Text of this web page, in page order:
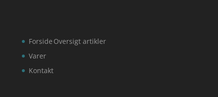
Forside
Varer
Kontakt
Oversigt artikler